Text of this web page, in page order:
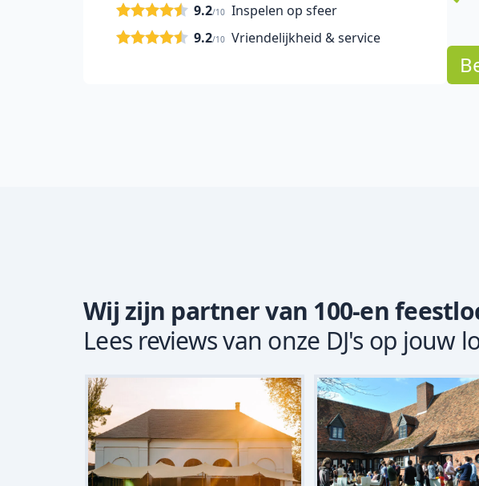
Inspelen op sfeer
9.2/10
Vriendelijkheid & service
9.2/10
Wij zijn partner van 100-en
Lees reviews van onze DJ's op jouw